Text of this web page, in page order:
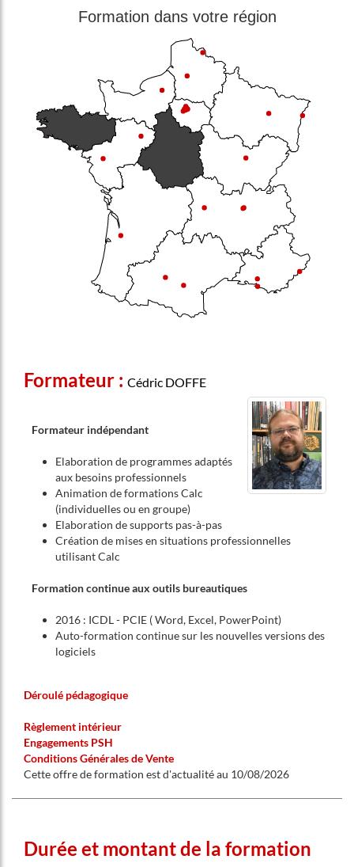
Formation dans votre région
Formateur : Cédric DOFFE
Formateur indépendant
Elaboration de programmes adaptés
aux besoins professionnels
Animation de formations Calc
(individuelles ou en groupe)
Elaboration de supports pas-à-pas
Création de mises en situations professionnelles
utilisant Calc
Formation continue aux outils bureautiques
2016 : ICDL - PCIE ( Word, Excel, PowerPoint)
Auto-formation continue sur les nouvelles versions des
logiciels
Déroulé pédagogique
Règlement intérieur
Engagements PSH
Conditions Générales de Vente
Cette offre de formation est d'actualité au 10/08/2026
Durée et montant de la formation